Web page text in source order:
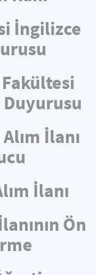
İngilizce
İlanı
İlanı
Ön